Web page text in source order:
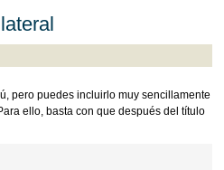
pero puedes incluirlo muy sencillamente
ello, basta con que después del título